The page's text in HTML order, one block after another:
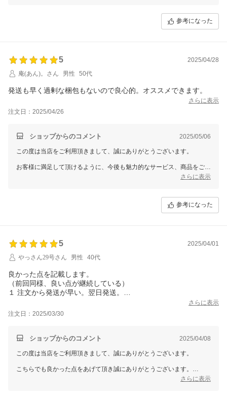
参考になった
5
2025/04/28
庵(あん)。さん
男性 50代
発送も早く過剰な梱包もないので良心的。オススメできます。
さらに表示
注文日：2025/04/26
ショップからのコメント 2025/05/06
この度は当店をご利用頂きまして、誠にありがとうございます。
お客様に満足して頂けるように、今後も魅力的なサービス、商品をご提
さらに表示
参考になった
5
2025/04/01
やっさん29号さん
男性 40代
良かった点を記載します。
（前回同様、良い点が継続している）
１ 注文から発送が早い。翌日発送。
２ 梱包がコンパクトで良い。United Arrowsの公式通販を頻繁に利
用するが、あちらは梱包が大きくダンボールに無駄が多い。
い。
さらに表示
注文日：2025/03/30
ショップからのコメント 2025/04/08
この度は当店をご利用頂きまして、誠にありがとうございます。
こちらでも良かった点をあげて頂き誠にありがとうございます。
さらに表示